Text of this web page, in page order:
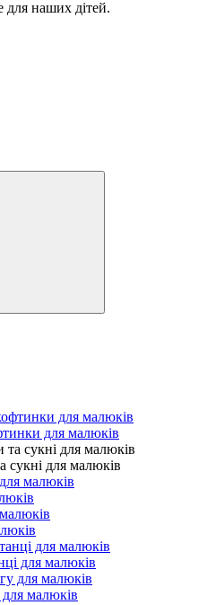
наших дітей.
для малюків
сукні для малюків
малюків
для малюків
малюків